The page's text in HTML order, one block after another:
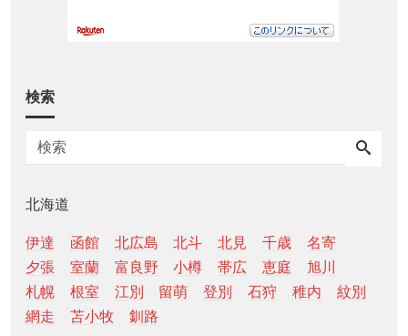
検索
北海道
伊達 函館 北広島 北斗 北見 千歳
名寄
夕張
室蘭 富良野 小樽 帯広 恵庭
旭川
札幌
根室 江別 留萌 登別 石狩 稚内
紋別
網走
苫小牧 釧路